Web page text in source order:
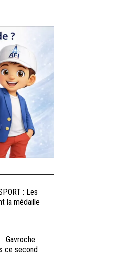
: Les
la médaille
: Gavroche
ce second